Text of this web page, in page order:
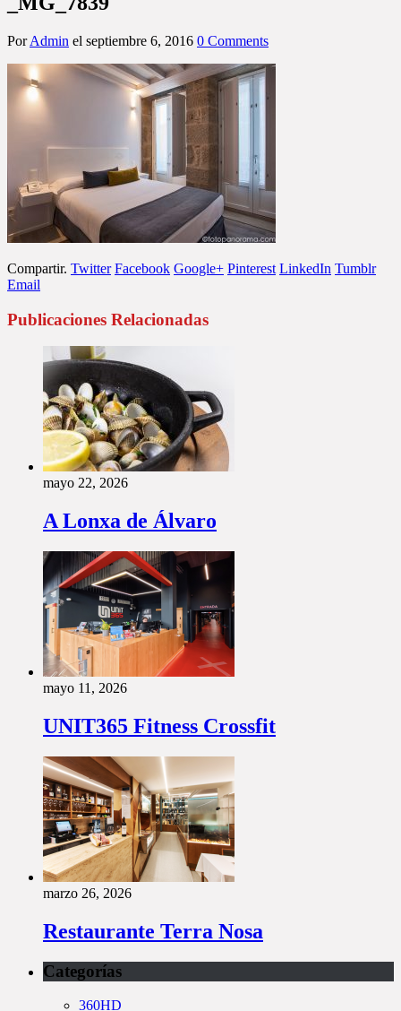
PorAdmin el septiembre 6, 2016 0 Comments
Compartir. Twitter Facebook Google+ Pinterest LinkedIn Tumblr
Email
Publicaciones Relacionadas
mayo 22, 2026
A Lonxa de Álvaro
mayo 11, 2026
UNIT365 Fitness Crossfit
marzo 26, 2026
Restaurante Terra Nosa
Categorías
360HD